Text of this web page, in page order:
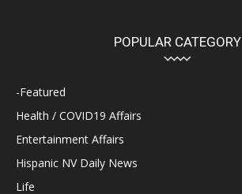
POPULAR CATEGORY
-Featured
Health / COVID19 Affairs
Entertainment Affairs
Hispanic NV Daily News
Life